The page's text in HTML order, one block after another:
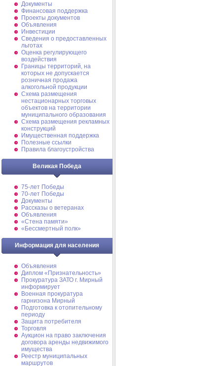
Документы
Финансовая поддержка
Проекты документов
Объявления
Инвестиции
Сведения о предоставленных
льготах
Оценка регулирующего
воздействия
Границы территорий, на
которых не допускается
розничная продажа
алкогольной продукции
Схема размещения
нестационарных торговых
объектов на территории
муниципального образования
Схема размещения рекламных
конструкций
Имущественная поддержка
Полезные ссылки
Правила благоустройства
Великая Победа
75-лет Победы
70-лет Победы
Документы
Рассказы о ветеранах
Объявления
«Стена памяти»
«Бессмертный полк»
Информация для населения
Объявления
Диплом «Признательность»
Прокуратура ЗАТО г. Мирный
информирует
Военная прокуратура
гарнизона Мирный
Подготовка к отопительному
периоду
Защита потребителя
Торговля
Аукцион на право заключения
договора аренды недвижимого
имущества
Реестр муниципальных
маршрутов